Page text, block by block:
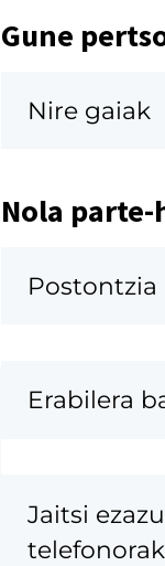
Gune
Nire gaiak
Nola
Postontzia
Erabilera
Jaitsi